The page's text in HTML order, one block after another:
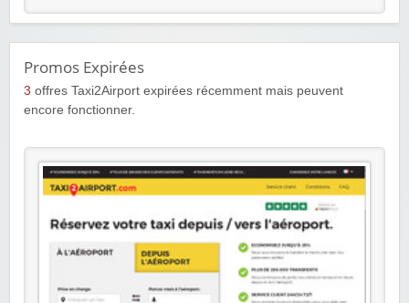
Promos Expirées
3 offres Taxi2Airport expirées récemment mais peuvent
encore fonctionner.